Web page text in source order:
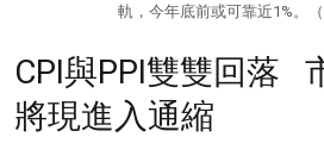
軌，今年底前或可靠近1%。（
CPI與PPI雙雙回落
將現進入通縮